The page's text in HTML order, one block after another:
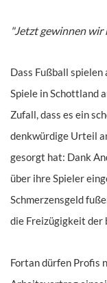
"Jetzt gewinnen
Dass Fußball
Spiele in Schottland
Zufall, dass es ein
denkwürdige Urteil
gesorgt hat: Dank
über ihre Spieler
Schmerzensgeld
die Freizügigkeit
Fortan dürfen Profis